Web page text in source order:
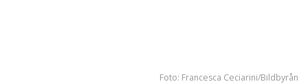
Foto: Francesca Ceciarini/Bildbyrån